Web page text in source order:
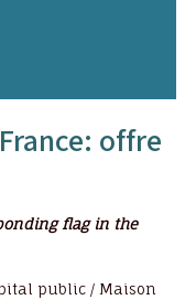
offre
flag in the
public / Maison